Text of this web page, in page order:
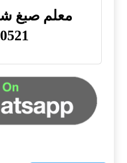
معلم صبغ